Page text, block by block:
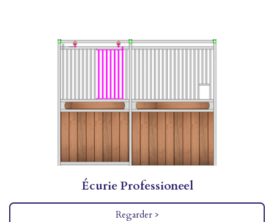
Écurie Professioneel
Regarder >